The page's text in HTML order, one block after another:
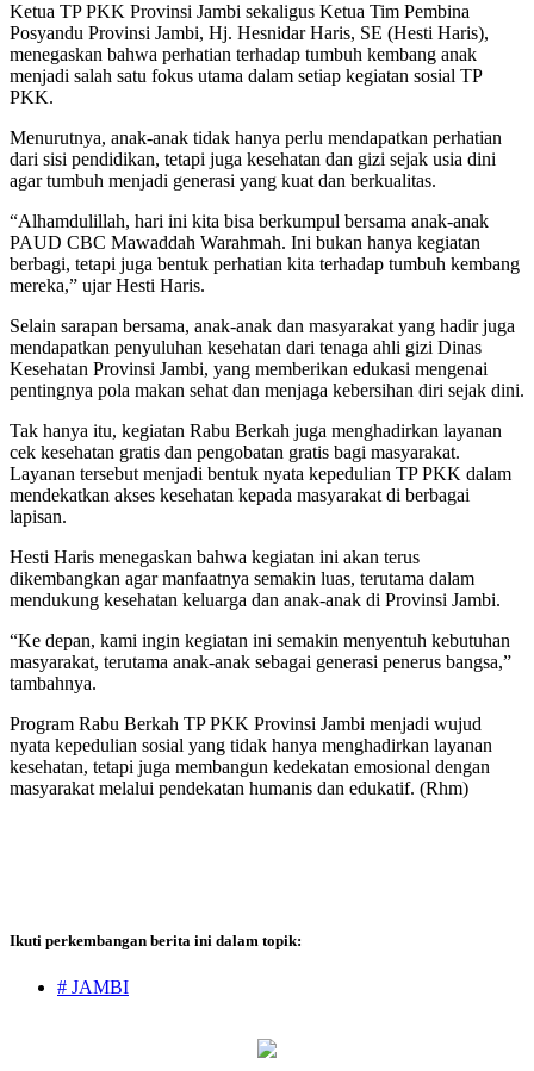
Ketua TP PKK Provinsi Jambi sekaligus Ketua Tim Pembina
Posyandu Provinsi Jambi, Hj. Hesnidar Haris, SE (Hesti Haris),
menegaskan bahwa perhatian terhadap tumbuh kembang anak
menjadi salah satu fokus utama dalam setiap kegiatan sosial TP
PKK.
Menurutnya, anak-anak tidak hanya perlu mendapatkan perhatian
dari sisi pendidikan, tetapi juga kesehatan dan gizi sejak usia dini
agar tumbuh menjadi generasi yang kuat dan berkualitas.
“Alhamdulillah, hari ini kita bisa berkumpul bersama anak-anak
PAUD CBC Mawaddah Warahmah. Ini bukan hanya kegiatan
berbagi, tetapi juga bentuk perhatian kita terhadap tumbuh kembang
mereka,” ujar Hesti Haris.
Selain sarapan bersama, anak-anak dan masyarakat yang hadir juga
mendapatkan penyuluhan kesehatan dari tenaga ahli gizi Dinas
Kesehatan Provinsi Jambi, yang memberikan edukasi mengenai
pentingnya pola makan sehat dan menjaga kebersihan diri sejak dini.
Tak hanya itu, kegiatan Rabu Berkah juga menghadirkan layanan
cek kesehatan gratis dan pengobatan gratis bagi masyarakat.
Layanan tersebut menjadi bentuk nyata kepedulian TP PKK dalam
mendekatkan akses kesehatan kepada masyarakat di berbagai
lapisan.
Hesti Haris menegaskan bahwa kegiatan ini akan terus
dikembangkan agar manfaatnya semakin luas, terutama dalam
mendukung kesehatan keluarga dan anak-anak di Provinsi Jambi.
“Ke depan, kami ingin kegiatan ini semakin menyentuh kebutuhan
masyarakat, terutama anak-anak sebagai generasi penerus bangsa,”
tambahnya.
Program Rabu Berkah TP PKK Provinsi Jambi menjadi wujud
nyata kepedulian sosial yang tidak hanya menghadirkan layanan
kesehatan, tetapi juga membangun kedekatan emosional dengan
masyarakat melalui pendekatan humanis dan edukatif. (Rhm)
Ikuti perkembangan berita ini dalam topik:
# JAMBI